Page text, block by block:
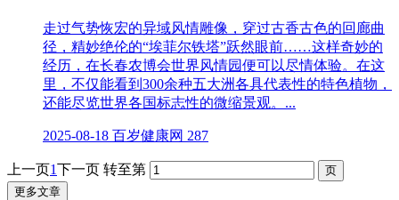
走过气势恢宏的异域风情雕像，穿过古香古色的回廊曲
径，精妙绝伦的“埃菲尔铁塔”跃然眼前……这样奇妙的
经历，在长春农博会世界风情园便可以尽情体验。在这
里，不仅能看到300余种五大洲各具代表性的特色植物，
还能尽览世界各国标志性的微缩景观。...
2025-08-18 百岁健康网 287
上一页1下一页 转至第
更多文章